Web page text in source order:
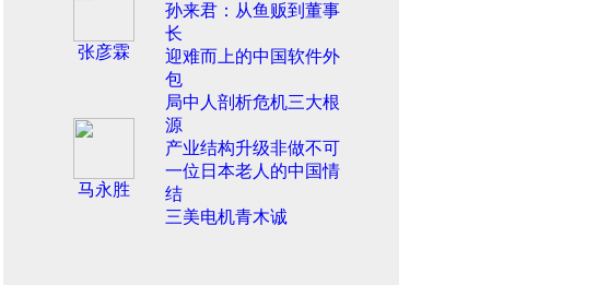
张彦霖
孙来君：从鱼贩到董事
长
迎难而上的中国软件外
包
马永胜
局中人剖析危机三大根
源
产业结构升级非做不可
一位日本老人的中国情
结
三美电机青木诚